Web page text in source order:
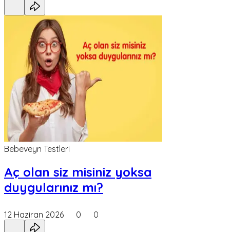
Bebeveyn Testleri
Aç olan siz misiniz yoksa
duygularınız mı?
12 Haziran 2026 0 0